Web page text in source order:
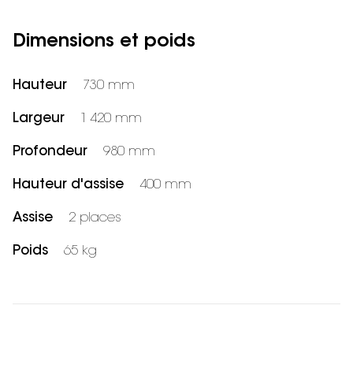
Dimensions et poids
Hauteur 730 mm
Largeur 1 420 mm
Profondeur 980 mm
Hauteur d'assise 400 mm
Assise 2 places
Poids 65 kg